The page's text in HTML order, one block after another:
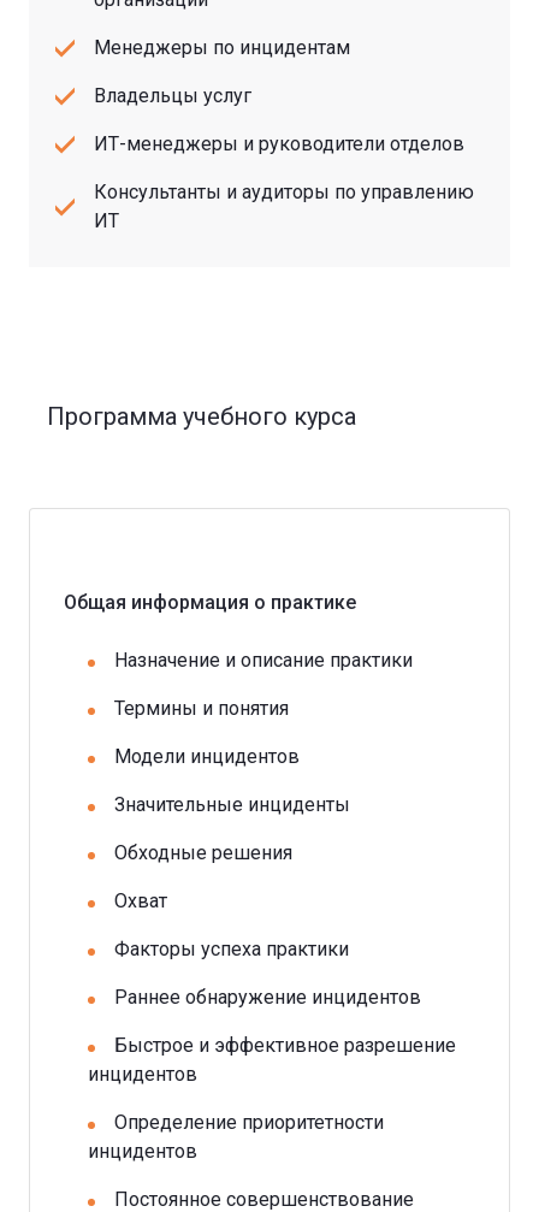
Менеджеры по инцидентам
Владельцы услуг
ИТ-менеджеры и руководители отделов
Консультанты и аудиторы по управлению
ИТ
Программа учебного курса
Общая информация о практике
Назначение и описание практики
Термины и понятия
Модели инцидентов
Значительные инциденты
Обходные решения
Охват
Факторы успеха практики
Раннее обнаружение инцидентов
Быстрое и эффективное разрешение
инцидентов
Определение приоритетности
инцидентов
Постоянное совершенствование